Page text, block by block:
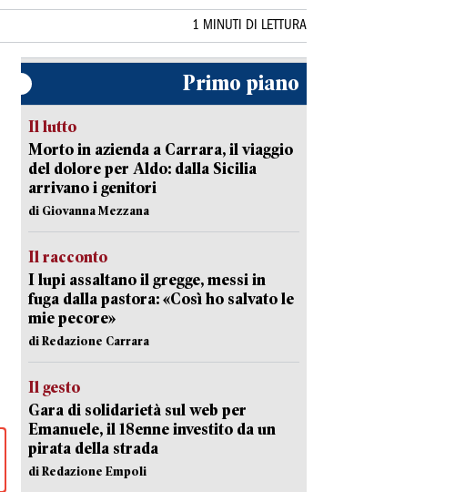
1 MINUTI DI LETTURA
Primo piano
Il lutto
Morto in azienda a Carrara, il viaggio
del dolore per Aldo: dalla Sicilia
arrivano i genitori
di Giovanna Mezzana
Il racconto
I lupi assaltano il gregge, messi in
fuga dalla pastora: «Così ho salvato le
mie pecore»
di Redazione Carrara
Il gesto
Gara di solidarietà sul web per
Emanuele, il 18enne investito da un
pirata della strada
di Redazione Empoli